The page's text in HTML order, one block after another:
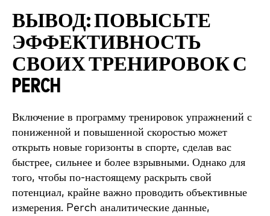
ВЫВОД: ПОВЫСЬТЕ
ЭФФЕКТИВНОСТЬ
СВОИХ ТРЕНИРОВОК С
PERCH
Включение в программу тренировок упражнений с
пониженной и повышенной скоростью может
открыть новые горизонты в спорте, сделав вас
быстрее, сильнее и более взрывными. Однако для
того, чтобы по-настоящему раскрыть свой
потенциал, крайне важно проводить объективные
измерения. Perch аналитические данные,